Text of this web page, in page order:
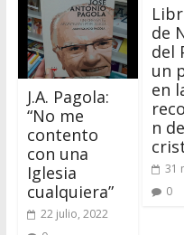
J.A. Pagola:
“No me
contento
con una
Iglesia
cualquiera”
22 julio, 2022
de
del
un
en
n
31
0